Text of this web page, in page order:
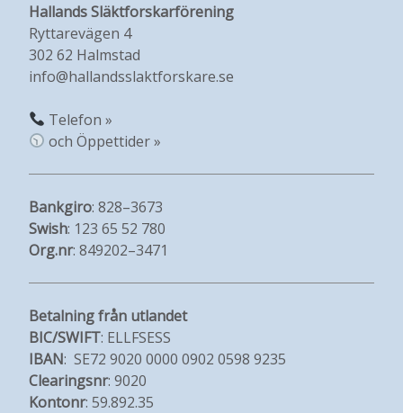
Hallands Släktforskarförening
Ryttarevägen 4
302 62 Halmstad
info@hallandsslaktforskare.se
Telefon »
och Öppettider »
Bankgiro: 828–3673
Swish: 123 65 52 780
Org.nr: 849202–3471
Betalning från utlandet
BIC/SWIFT: ELLFSESS
IBAN: SE72 9020 0000 0902 0598 9235
Clearingsnr: 9020
Kontonr: 59.892.35